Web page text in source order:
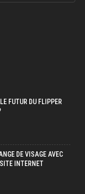
FUTUR DU FLIPPER
DE VISAGE AVEC
INTERNET